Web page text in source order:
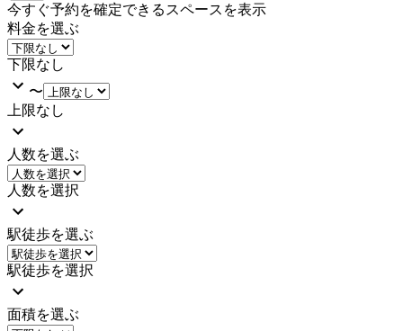
今すぐ予約を確定できるスペースを表示
料金を選ぶ
下限なし
〜
上限なし
人数を選ぶ
人数を選択
駅徒歩を選ぶ
駅徒歩を選択
面積を選ぶ